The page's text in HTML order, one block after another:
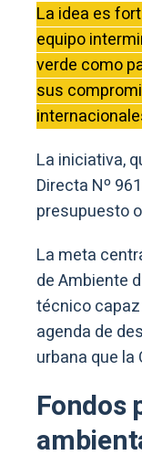
La idea es
equipo
verde como
sus
La iniciativa,
Directa Nº
presupuesto
La meta
de Ambiente
técnico
agenda de
urbana que la
Fondos